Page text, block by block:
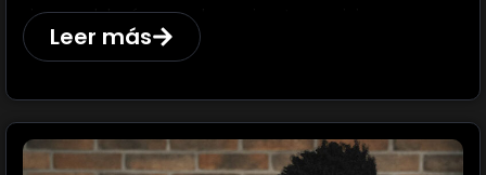
siempre deberías ponerle precio a tus servicios.
Leer más